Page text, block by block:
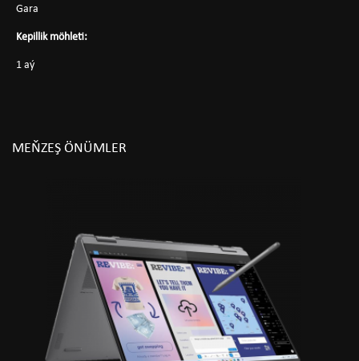
Gara
Kepillik möhleti:
1 aý
MEŇZEŞ ÖNÜMLER